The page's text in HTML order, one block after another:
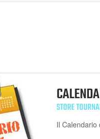
STORE
Il Calendario